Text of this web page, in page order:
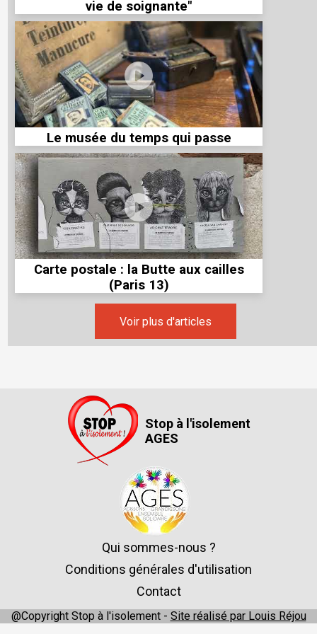
vie de soignante"
Le musée du temps qui passe
Carte postale : la Butte aux cailles
(Paris 13)
Voir plus d'articles
Stop à l'isolement
AGES
Qui sommes-nous ?
Conditions générales d'utilisation
Contact
@Copyright Stop à l'isolement - Site réalisé par Louis Réjou